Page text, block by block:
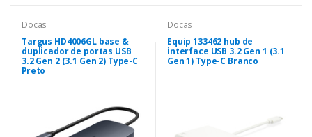
Docas
Targus HD4006GL base &
duplicador de portas USB
3.2 Gen 2 (3.1 Gen 2) Type-C
Preto
Docas
Equip 133462 hub de
interface USB 3.2 Gen 1 (3.1
Gen 1) Type-C Branco